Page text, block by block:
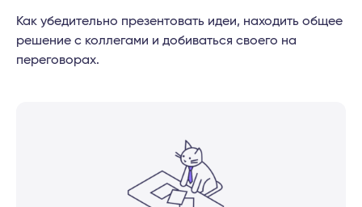
Как убедительно презентовать идеи, находить общее
решение с коллегами и добиваться своего на
переговорах.